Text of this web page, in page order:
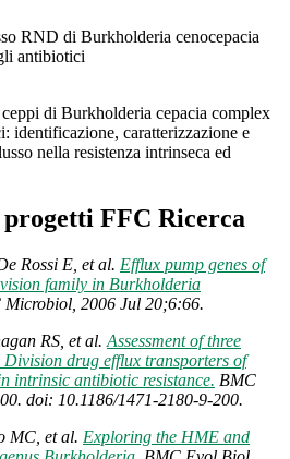
RND di Burkholderia cenocepacia
antibiotici
di Burkholderia cepacia complex
identificazione, caratterizzazione e
nella resistenza intrinseca ed
FFC Ricerca
Rossi E, et al. Efflux pump genes of
family in Burkholderia
Microbiol, 2006 Jul 20;6:66.
RS, et al. Assessment of three
drug efflux transporters of
intrinsic antibiotic resistance. BMC
doi: 10.1186/1471-2180-9-200.
MC, et al. Exploring the HME and